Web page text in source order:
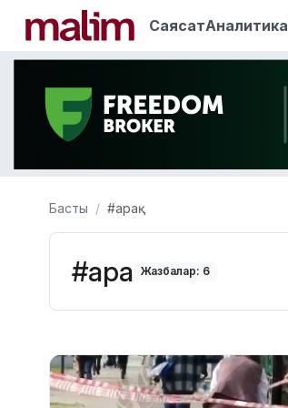
СаясатАналитика
Басты #арақ
#арақ Жазбалар: 6